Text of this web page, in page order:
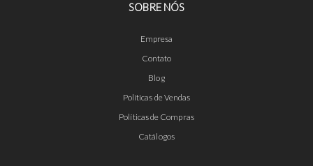
SOBRE NÓS
Empresa
Contato
Blog
Políticas de Vendas
Políticas de Compras
Catálogos